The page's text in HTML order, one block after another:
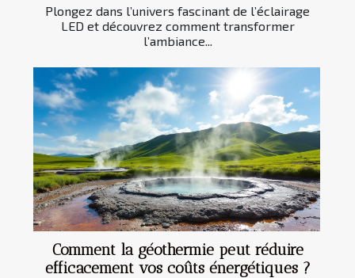
Plongez dans l’univers fascinant de l’éclairage
LED et découvrez comment transformer
l’ambiance...
Comment la géothermie peut réduire
efficacement vos coûts énergétiques ?